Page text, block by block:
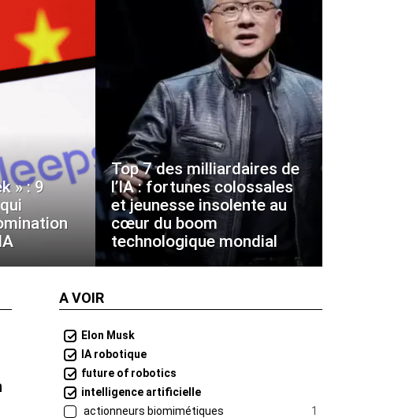
» : 9
Top 7 des milliardaires de
l’IA : fortunes colossales
et jeunesse insolente au
cœur du boom
technologique mondial
A VOIR
Elon Musk
IA robotique
future of robotics
intelligence artificielle
actionneurs biomimétiques
1